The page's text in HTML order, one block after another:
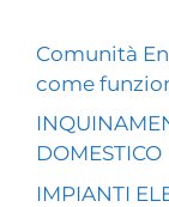
Comunità
come
DOMESTICO
IMPIANTI